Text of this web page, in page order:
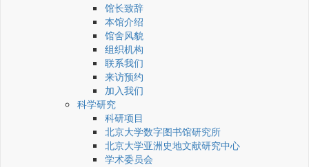
馆长致辞
本馆介绍
馆舍风貌
组织机构
联系我们
来访预约
加入我们
科学研究
科研项目
北京大学数字图书馆研究所
北京大学亚洲史地文献研究中心
学术委员会